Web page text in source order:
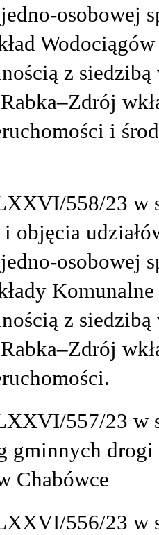
osobowej
z
i
558/23 w
i objęcia
osobowej
z
557/23 w
gminnych
Chabówce
556/23 w